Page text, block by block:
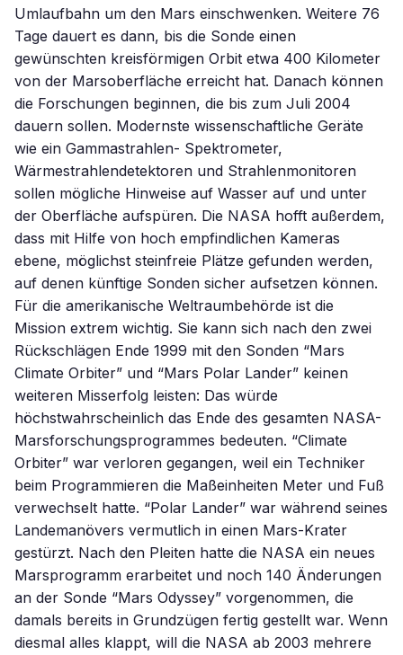
Umlaufbahn um den Mars einschwenken. Weitere 76
Tage dauert es dann, bis die Sonde einen
gewünschten kreisförmigen Orbit etwa 400 Kilometer
von der Marsoberfläche erreicht hat. Danach können
die Forschungen beginnen, die bis zum Juli 2004
dauern sollen. Modernste wissenschaftliche Geräte
wie ein Gammastrahlen- Spektrometer,
Wärmestrahlendetektoren und Strahlenmonitoren
sollen mögliche Hinweise auf Wasser auf und unter
der Oberfläche aufspüren. Die NASA hofft außerdem,
dass mit Hilfe von hoch empfindlichen Kameras
ebene, möglichst steinfreie Plätze gefunden werden,
auf denen künftige Sonden sicher aufsetzen können.
Für die amerikanische Weltraumbehörde ist die
Mission extrem wichtig. Sie kann sich nach den zwei
Rückschlägen Ende 1999 mit den Sonden “Mars
Climate Orbiter” und “Mars Polar Lander” keinen
weiteren Misserfolg leisten: Das würde
höchstwahrscheinlich das Ende des gesamten NASA-
Marsforschungsprogrammes bedeuten. “Climate
Orbiter” war verloren gegangen, weil ein Techniker
beim Programmieren die Maßeinheiten Meter und Fuß
verwechselt hatte. “Polar Lander” war während seines
Landemanövers vermutlich in einen Mars-Krater
gestürzt. Nach den Pleiten hatte die NASA ein neues
Marsprogramm erarbeitet und noch 140 Änderungen
an der Sonde “Mars Odyssey” vorgenommen, die
damals bereits in Grundzügen fertig gestellt war. Wenn
diesmal alles klappt, will die NASA ab 2003 mehrere